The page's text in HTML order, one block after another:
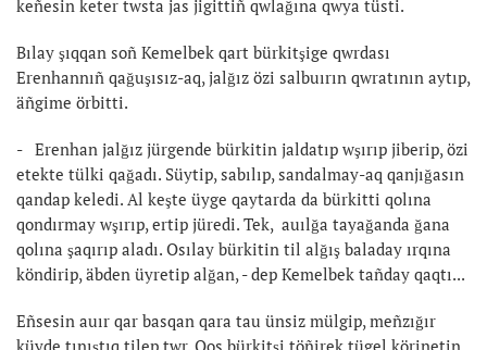
keñesin keter twsta jas jigittiñ qwlağına qwya tüsti.
Bılay şıqqan soñ Kemelbek qart bürkitşige qwrdası
Erenhannıñ qağuşısız-aq, jalğız özi salbuırın qwratının aytıp,
äñgime örbitti.
- Erenhan jalğız jürgende bürkitin jaldatıp wşırıp jiberip, özi
etekte tülki qağadı. Süytip, sabılıp, sandalmay-aq qanjığasın
qandap keledi. Al keşte üyge qaytarda da bürkitti qolına
qondırmay wşırıp, ertip jüredi. Tek, auılğa tayağanda ğana
qolına şaqırıp aladı. Osılay bürkitin til alğış baladay ırqına
köndirip, äbden üyretip alğan, - dep Kemelbek tañday qaqtı...
Eñsesin auır qar basqan qara tau ünsiz mülgip, meñzığır
küyde tınıştıq tilep twr. Qos bürkitşi töñirek tügel körinetin